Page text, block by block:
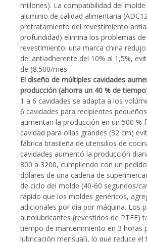
millones). La compatibilidad del
aluminio de calidad alimentaria
pretratamiento del revestimiento
profundidad) elimina los problemas
revestimiento: una marca china
del antiadherente del 10% al 1,5%,
de )8.500/mes.
El diseño de múltiples cavidades
producción (ahorra un 40 % de
1 a 6 cavidades se adapta a los
6 cavidades para recipientes
aumentan la producción en un 500 %
cavidad para ollas grandes (32 cm)
fábrica brasileña de utensilios de
cavidades aumentó la producción
800 a 3200, cumpliendo con un
dólares de una cadena de
de ciclo del molde (40-60 segundos/
rápido que los moldes genéricos,
adicionales por día por máquina. Los
autolubricantes (revestidos de PTFE)
tiempo de mantenimiento en 3 horas
lubricación mensual), lo que reduce el